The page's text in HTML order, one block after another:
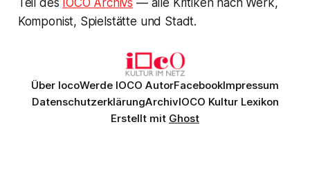
Komponist, Spielstätte und Stadt.
Über IocoWerde IOCO AutorFacebookImpressum
DatenschutzerklärungArchivIOCO Kultur Lexikon
Erstellt mit Ghost